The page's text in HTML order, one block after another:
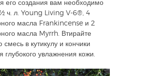
его создания вам необходимо
ч. л. Young Living V-6®, 4
масла Frankincense и 2
масла Myrrh. Втирайте
смесь в кутикулу и кончики
глубокого увлажнения кожи.